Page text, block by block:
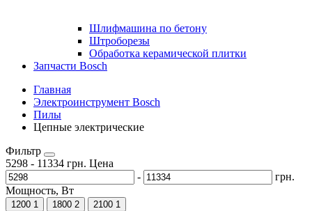
Шлифмашина по бетону
Штроборезы
Обработка керамической плитки
Запчасти Bosch
Главная
Электроинструмент Bosch
Пилы
Цепные электрические
Фильтр
5298 - 11334 грн. Цена
-
грн.
Мощность, Вт
1200 1 1800 2 2100 1